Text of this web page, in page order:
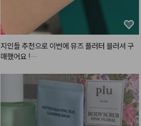
특히 톤에 구애받지 않고 자연스럽게 스며드는
감각적인 컬러감 덕분에 대충 툭툭 발라도 과하
지 않은 분위기가 연출되고, 바쁜 날엔 립과 치크
를 한 번에 해결하는 용도로 정말 유용하게 잘 쓰
고 있습니다. 1년 동안 직접 써보고 결국 내돈내
산으로 다시 돌아올 만큼 만족도가 높은 제품이
이 될 것 같습니다. 매트 립 덕후분들이라면 절대
지인들 추천으로 이번에 뮤즈 플러터 블러셔 구
매했어요 !
워낙 블러셔를 좋아해서 다양한 블러셔를 가지고
있는데
뮤드 플러터 블러셔 전 색상이 다 너무 제 스타일